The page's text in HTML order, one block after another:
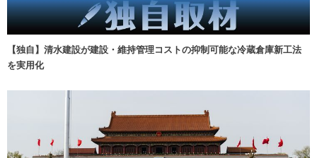
【独自】清水建設が建設・維持管理コストの抑制可能な冷蔵倉庫新工法
を実用化